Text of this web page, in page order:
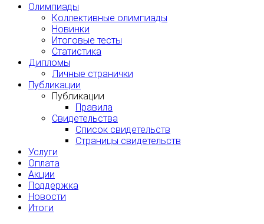
Олимпиады
Коллективные олимпиады
Новинки
Итоговые тесты
Статистика
Дипломы
Личные странички
Публикации
Публикации
Правила
Свидетельства
Список свидетельств
Страницы свидетельств
Услуги
Оплата
Акции
Поддержка
Новости
Итоги